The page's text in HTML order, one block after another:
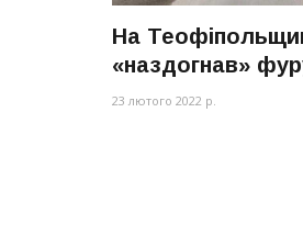
На
«наздогнав»
23 лютого 2022 р.